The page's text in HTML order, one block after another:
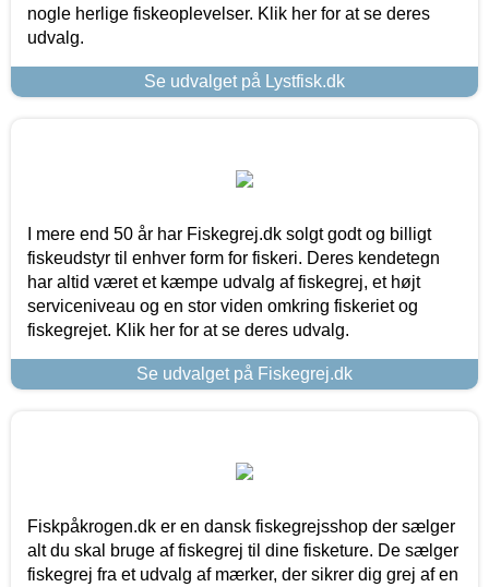
nogle herlige fiskeoplevelser. Klik her for at se deres
udvalg.
Se udvalget på Lystfisk.dk
I mere end 50 år har Fiskegrej.dk solgt godt og billigt
fiskeudstyr til enhver form for fiskeri. Deres kendetegn
har altid været et kæmpe udvalg af fiskegrej, et højt
serviceniveau og en stor viden omkring fiskeriet og
fiskegrejet. Klik her for at se deres udvalg.
Se udvalget på Fiskegrej.dk
Fiskpåkrogen.dk er en dansk fiskegrejsshop der sælger
alt du skal bruge af fiskegrej til dine fisketure. De sælger
fiskegrej fra et udvalg af mærker, der sikrer dig grej af en